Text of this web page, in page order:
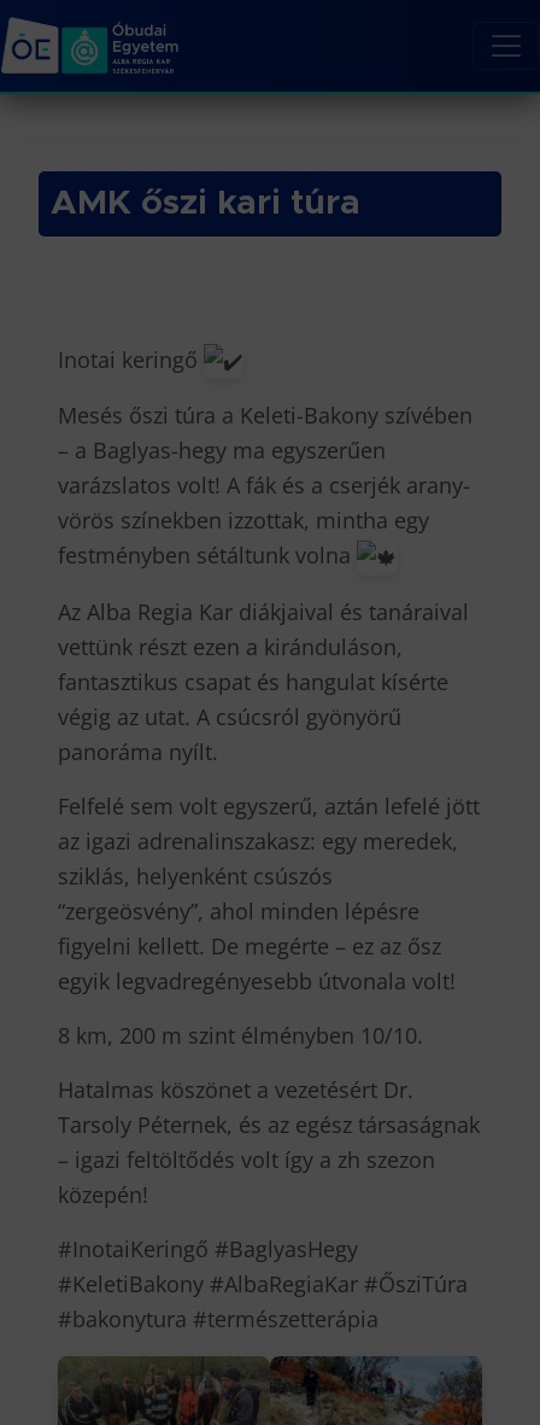
AMK őszi kari túra
Inotai keringő
Mesés őszi túra a Keleti-Bakony szívében
– a Baglyas-hegy ma egyszerűen
varázslatos volt! A fák és a cserjék arany-
vörös színekben izzottak, mintha egy
festményben sétáltunk volna
Az Alba Regia Kar diákjaival és tanáraival
vettünk részt ezen a kiránduláson,
fantasztikus csapat és hangulat kísérte
végig az utat. A csúcsról gyönyörű
panoráma nyílt.
Felfelé sem volt egyszerű, aztán lefelé jött
az igazi adrenalinszakasz: egy meredek,
sziklás, helyenként csúszós
“zergeösvény”, ahol minden lépésre
figyelni kellett. De megérte – ez az ősz
egyik legvadregényesebb útvonala volt!
8 km, 200 m szint élményben 10/10.
Hatalmas köszönet a vezetésért Dr.
Tarsoly Péternek, és az egész társaságnak
– igazi feltöltődés volt így a zh szezon
közepén!
#InotaiKeringő #BaglyasHegy
#KeletiBakony #AlbaRegiaKar #ŐsziTúra
#bakonytura #természetterápia